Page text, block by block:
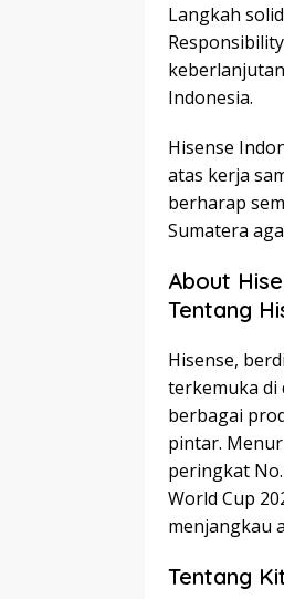
Langkah
Indonesia.
Hisense
atas kerja
berharap
Sumatera
About
Tentang
Hisense,
terkemuka di
berbagai
pintar.
peringkat
World Cup
menjangkau
Tentang